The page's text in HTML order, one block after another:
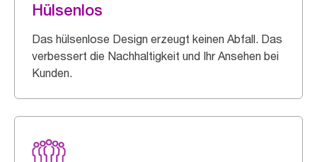
Hülsenlos
Das hülsenlose Design erzeugt keinen Abfall. Das
verbessert die Nachhaltigkeit und Ihr Ansehen bei
Kunden.